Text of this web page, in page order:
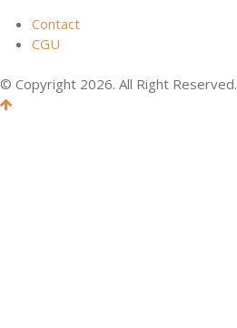
Contact
CGU
© Copyright 2026. All Right Reserved.